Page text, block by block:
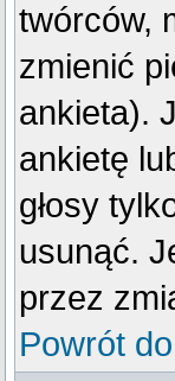
twórców,
zmienić
ankieta).
ankietę
głosy
usunąć.
przez
Powrót